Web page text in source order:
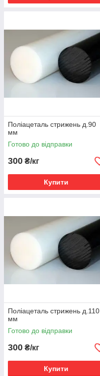
Поліацеталь стрижень д.90
мм
Готово до відправки
300 ₴/кг
Купити
Поліацеталь стрижень д.110
мм
Готово до відправки
300 ₴/кг
Купити